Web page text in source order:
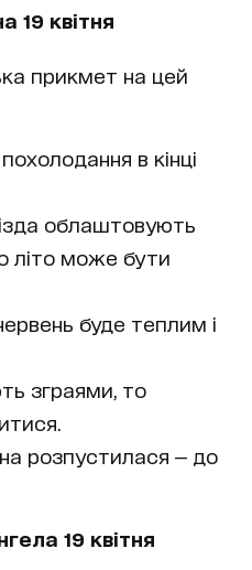
19 квітня
прикмет на цей
в кінці
облаштовують
літо може бути
буде теплим і
зграями, то
розпустилася — до
19 квітня